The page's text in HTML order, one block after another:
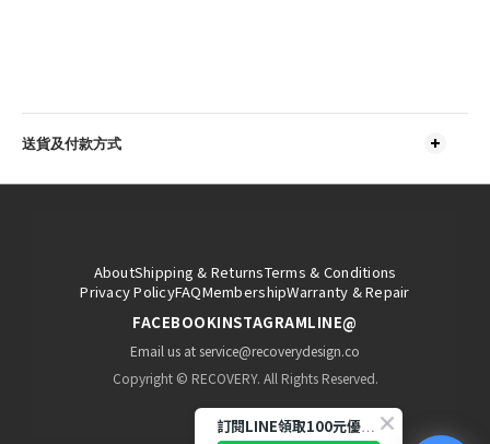
送貨及付款方式
AboutShipping & ReturnsTerms & Conditions
Privacy PolicyFAQMembershipWarranty & Repair
FACEBOOKINSTAGRAMLINE@
Email us at service@recoverydesign.co
Copyright © RECOVERY. All Rights Reserved.
訂閱LINE領取100元優惠券!